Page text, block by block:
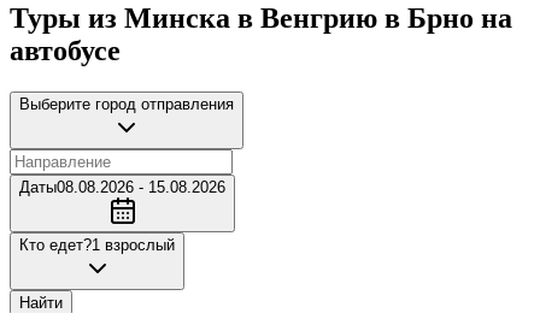
Туры из Минска в Венгрию в Брно на
автобусе
Выберите город отправления
Даты08.08.2026 - 15.08.2026
Кто едет?1 взрослый
Найти